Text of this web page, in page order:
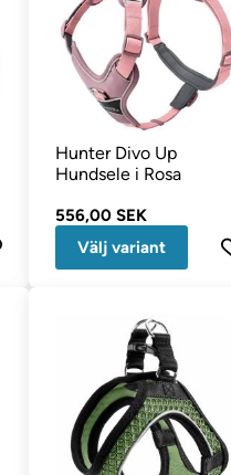
Hunter Divo Up
Hundsele i Rosa
556,00 SEK
Välj variant